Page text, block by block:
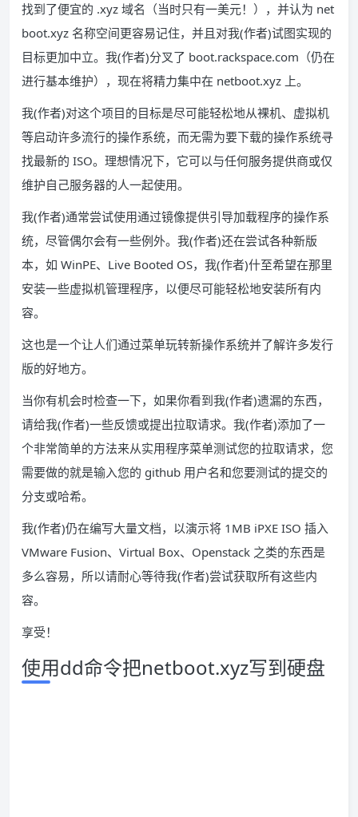
找到了便宜的 .xyz 域名（当时只有一美元！），并认为 net
boot.xyz 名称空间更容易记住，并且对我(作者)试图实现的
目标更加中立。我(作者)分叉了 boot.rackspace.com（仍在
进行基本维护），现在将精力集中在 netboot.xyz 上。
我(作者)对这个项目的目标是尽可能轻松地从裸机、虚拟机
等启动许多流行的操作系统，而无需为要下载的操作系统寻
找最新的 ISO。理想情况下，它可以与任何服务提供商或仅
维护自己服务器的人一起使用。
我(作者)通常尝试使用通过镜像提供引导加载程序的操作系
统，尽管偶尔会有一些例外。我(作者)还在尝试各种新版
本，如 WinPE、Live Booted OS，我(作者)什至希望在那里
安装一些虚拟机管理程序，以便尽可能轻松地安装所有内
容。
这也是一个让人们通过菜单玩转新操作系统并了解许多发行
版的好地方。
当你有机会时检查一下，如果你看到我(作者)遗漏的东西，
请给我(作者)一些反馈或提出拉取请求。我(作者)添加了一
个非常简单的方法来从实用程序菜单测试您的拉取请求，您
需要做的就是输入您的 github 用户名和您要测试的提交的
分支或哈希。
我(作者)仍在编写大量文档，以演示将 1MB iPXE ISO 插入
VMware Fusion、Virtual Box、Openstack 之类的东西是
多么容易，所以请耐心等待我(作者)尝试获取所有这些内
容。
享受！
使用dd命令把netboot.xyz写到硬盘